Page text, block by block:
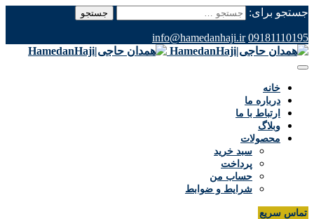
جستجو برای:
09181110195
info@hamedanhaji.ir
خانه
درباره ما
ارتباط با ما
وبلاگ
محصولات
سبد خرید
پرداخت
حساب من
شرایط و ضوابط
تماس سریع